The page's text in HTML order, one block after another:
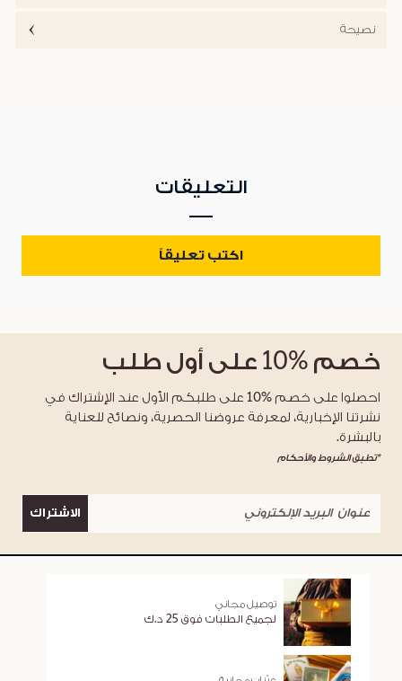
نصيحة
التعليقات
اكتب تعليقاً
خصم %10 على أول طلب
احصلوا على خصم %10 على طلبكم الأول عند الإشتراك في
نشرتنا الإخبارية، لمعرفة عروضنا الحصرية، ونصائح للعناية
بالبشرة.
*تطبق الشروط والأحكام
الاشتراك
توصيل مجاني
لجميع الطلبات فوق 25 د.ك